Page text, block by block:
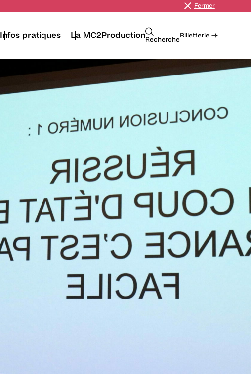
Fermer
Infos pratiques La MC2ProductionRecherche
Billetterie →